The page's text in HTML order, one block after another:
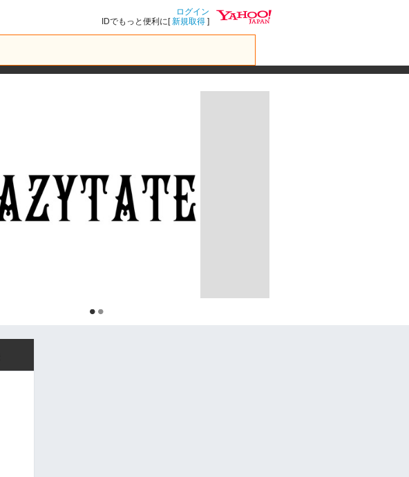
ログイン
IDでもっと便利に[新規取得 ]